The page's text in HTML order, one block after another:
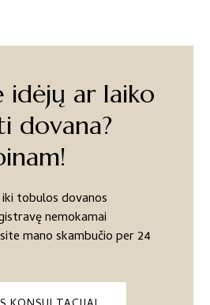
idėjų ar laiko
dovana?
tobulos dovanos
nemokamai
mano skambučio per 24